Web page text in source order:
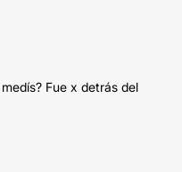
Fue x detrás del